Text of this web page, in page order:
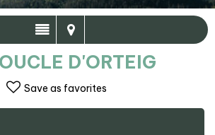
D'ORTEIG
Save as favorites